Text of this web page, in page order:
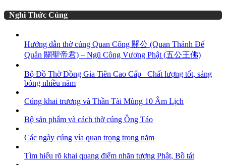
Nghi Thức Cúng
Hướng dẫn thờ cúng Quan Công 關公 (Quan Thánh Đế
Quân 關聖帝君) – Ngũ Công Vương Phật (五公王佛)
Bộ Đồ Thờ Đồng Gia Tiên Cao Cấp_ Chất lượng tốt, sáng
bóng nhiều năm
Cúng khai trương và Thần Tài Mùng 10 Âm Lịch
Bộ sản phẩm và cách thờ cúng Ông Táo
Các ngày cúng vía quan trọng trong năm
Tìm hiểu rõ khai quang điểm nhãn tượng Phật, Bồ tát